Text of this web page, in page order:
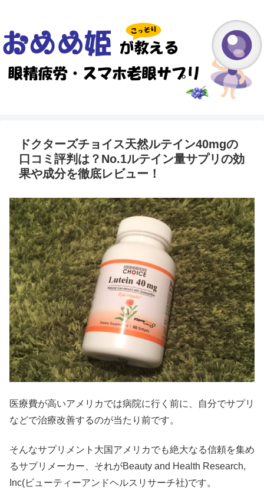
ドクターズチョイス天然ルテイン40mgの
口コミ評判は？No.1ルテイン量サプリの効
果や成分を徹底レビュー！
医療費が高いアメリカでは病院に行く前に、自分でサプリ
などで治療改善するのが当たり前です。
そんなサプリメント大国アメリカでも絶大なる信頼を集め
るサプリメーカー、それがBeauty and Health Research,
Inc(ビューティーアンドヘルスリサーチ社)です。